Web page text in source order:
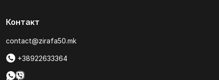
Контакт
contact@zirafa50.mk
+38922633364